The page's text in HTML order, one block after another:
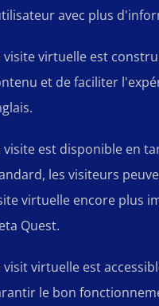
avec plus
visite virtuelle est
et de faciliter
visite est disponible en
les visiteurs
virtuelle encore plus
Quest.
visit virtuelle est
le bon